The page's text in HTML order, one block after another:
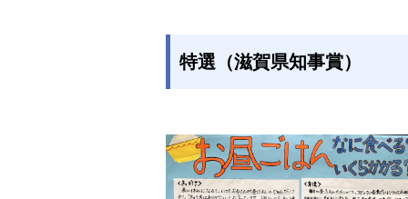
特選（滋賀県知事賞）